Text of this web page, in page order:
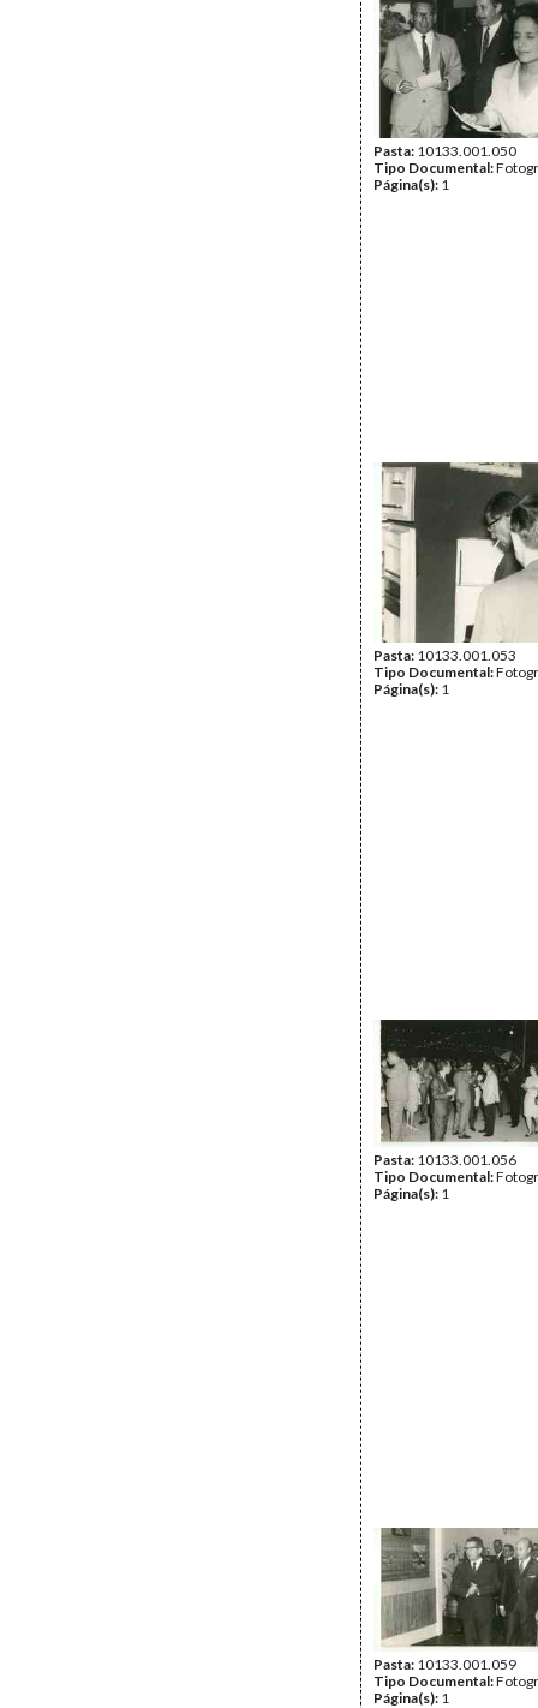
Pasta: 10133.001.050
Tipo Documental:
Página(s): 1
Pasta: 10133.001.053
Tipo Documental:
Página(s): 1
Pasta: 10133.001.056
Tipo Documental:
Página(s): 1
Pasta: 10133.001.059
Tipo Documental:
Página(s): 1